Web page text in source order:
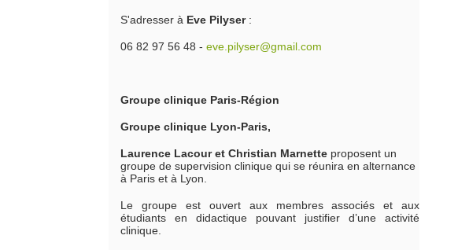
S'adresser à Eve Pilyser :
06 82 97 56 48 - eve.pilyser@gmail.com
Groupe clinique Paris-Région
Groupe clinique Lyon-Paris,
Laurence Lacour et Christian Marnetteproposent un
groupe de supervision clinique qui se réunira en alternance
à Paris et à Lyon.
Le groupe est ouvert aux membres associés et aux
étudiants en didactique pouvant justifier d’une activité
clinique.